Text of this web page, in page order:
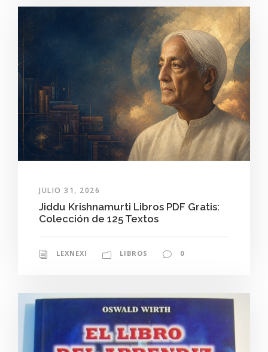
JULIO 31, 2026
Jiddu Krishnamurti Libros PDF Gratis:
Colección de 125 Textos
LEXNEXI LIBROS 0